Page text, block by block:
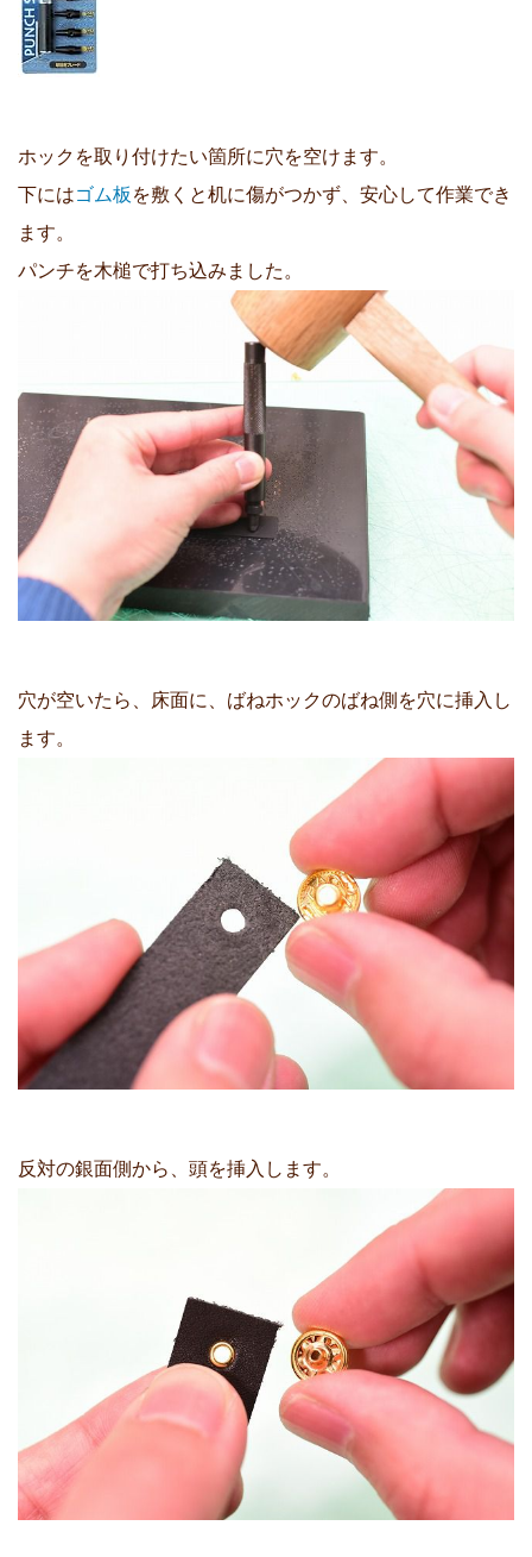
ホックを取り付けたい箇所に穴を空けます。
下にはゴム板 を敷くと机に傷がつかず、安心して作業でき
ます。
パンチを木槌で打ち込みました。
穴が空いたら、床面に、ばねホックのばね側を穴に挿入し
ます。
反対の銀面側から、頭を挿入します。